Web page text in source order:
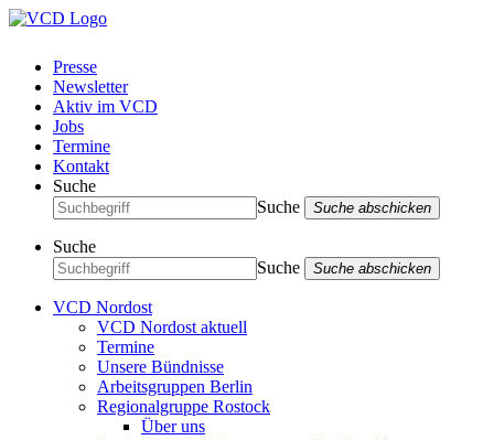
Presse
Newsletter
Aktiv im VCD
Jobs
Termine
Kontakt
Suche
Suche
Suche abschicken
Suche
Suche
Suche abschicken
VCD Nordost
VCD Nordost aktuell
Termine
Unsere Bündnisse
Arbeitsgruppen Berlin
Regionalgruppe Rostock
Über uns